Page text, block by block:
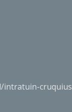
intratuin-cruquius